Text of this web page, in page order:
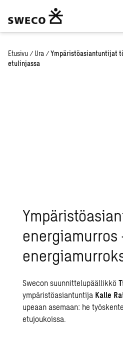
Etusivu / Ura / Ympäristöasiantuntijat
etulinjassa
energiamurros
Swecon suunnittelupäällikkö
ympäristöasiantuntija Kalle
upeaan asemaan: he
etujoukoissa.